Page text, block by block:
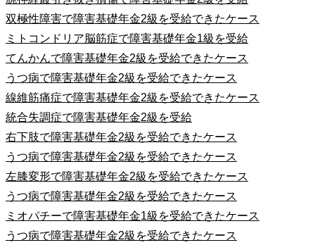
双極性障害で障害基礎年金2級を受給できたケース
ミトコンドリア脳筋症で障害基礎年金1級を受給
てんかんで障害基礎年金2級を受給できたケース
うつ病で障害基礎年金2級を受給できたケース
線維筋痛症で障害基礎年金2級を受給できたケース
統合失調症で障害基礎年金2級を受給
右下肢で障害基礎年金2級を受給できたケース
うつ病で障害基礎年金2級を受給できたケース
左膝変形で障害基礎年金2級を受給できたケース
うつ病で障害基礎年金2級を受給できたケース
ミオパチーで障害基礎年金1級を受給できたケース
うつ病で障害基礎年金2級を受給できたケース